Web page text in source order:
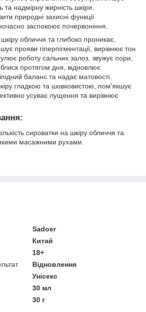
та надмірну жирність шкіри.
природні захисні функції
заспокоює почервоніння.
обличчя та глибоко проникає,
прояви гіперпігментації, вирівнює тон
роботу сальних залоз, звужує пори,
протягом дня, відновлює
баланс та надає матовості.
гладкою та шовковистою, пом'якшує
усуває лущення та вирівнює
сироватки на шкіру обличчя та
масажними рухами.
Sadoer
Китай
18+
Відновлення
Унісекс
30 мл
30 г